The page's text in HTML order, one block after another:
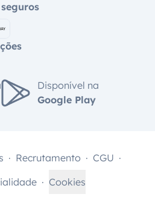
Disponível na
Google Play
Recrutamento
CGU
Cookies